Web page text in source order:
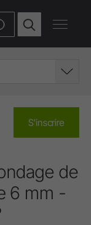
S'inscrire
de
6 mm -